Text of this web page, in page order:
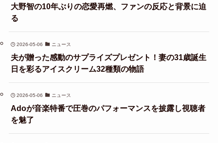
大野智の10年ぶりの恋愛再燃、ファンの反応と背景に迫
る
2026-05-06 ニュース
夫が贈った感動のサプライズプレゼント！妻の31歳誕生
日を彩るアイスクリーム32種類の物語
2026-05-06 ニュース
Adoが音楽特番で圧巻のパフォーマンスを披露し視聴者
を魅了